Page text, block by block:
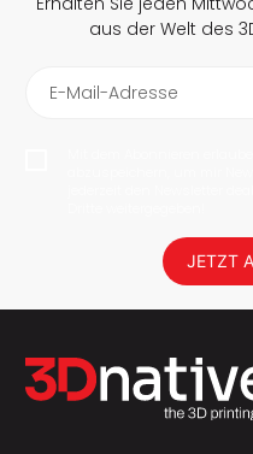
aus der Welt des
E-Mail-Adresse
JETZT